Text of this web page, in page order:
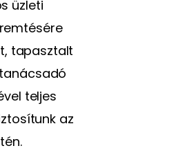
üzleti
tapasztalt
teljes
az